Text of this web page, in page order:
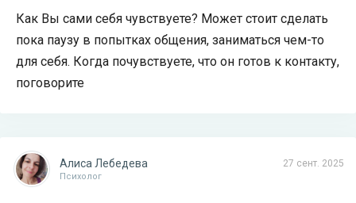
Как Вы сами себя чувствуете? Может стоит сделать
пока паузу в попытках общения, заниматься чем-то
для себя. Когда почувствуете, что он готов к контакту,
поговорите
27 сент. 2025
Алиса Лебедева
Психолог